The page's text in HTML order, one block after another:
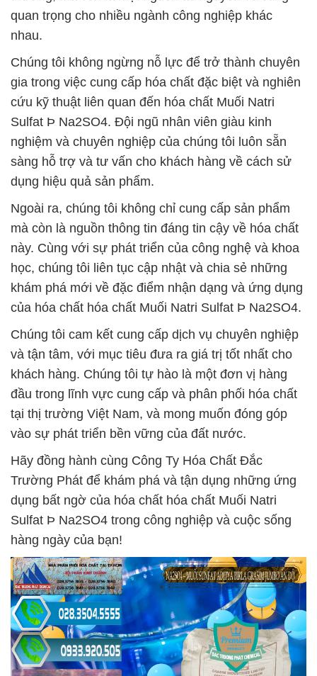
quan trọng cho nhiều ngành công nghiệp khác
nhau.
Chúng tôi không ngừng nỗ lực để trở thành chuyên
gia trong việc cung cấp hóa chất đặc biệt và nghiên
cứu kỹ thuật liên quan đến hóa chất Muối Natri
Sulfat Þ Na2SO4. Đội ngũ nhân viên giàu kinh
nghiệm và chuyên nghiệp của chúng tôi luôn sẵn
sàng hỗ trợ và tư vấn cho khách hàng về cách sử
dụng hiệu quả sản phẩm.
Ngoài ra, chúng tôi không chỉ cung cấp sản phẩm
mà còn là nguồn thông tin đáng tin cậy về hóa chất
này. Cùng với sự phát triển của công nghệ và khoa
học, chúng tôi liên tục cập nhật và chia sẻ những
khám phá mới về đặc điểm nhận dạng và ứng dụng
của hóa chất hóa chất Muối Natri Sulfat Þ Na2SO4.
Chúng tôi cam kết cung cấp dịch vụ chuyên nghiệp
và tận tâm, với mục tiêu đưa ra giá trị tốt nhất cho
khách hàng. Chúng tôi tự hào là một đơn vị hàng
đầu trong lĩnh vực cung cấp và phân phối hóa chất
tại thị trường Việt Nam, và mong muốn đóng góp
vào sự phát triển bền vững của đất nước.
Hãy đồng hành cùng Công Ty Hóa Chất Đắc
Trường Phát để khám phá và tận dụng những ứng
dụng bất ngờ của hóa chất hóa chất Muối Natri
Sulfat Þ Na2SO4 trong công nghiệp và cuộc sống
hàng ngày của bạn!